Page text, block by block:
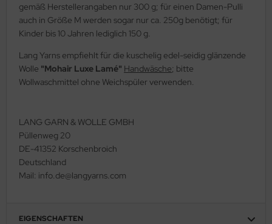
gemäß Herstellerangaben nur 300 g; für einen Damen-Pulli
auch in Größe M werden sogar nur ca. 250g benötigt; für
Kinder bis 10 Jahren lediglich 150 g.
Lang Yarns empfiehlt für die kuschelig edel-seidig glänzende
Wolle "Mohair Luxe Lamé" Handwäsche; bitte
Wollwaschmittel ohne Weichspüler verwenden.
LANG GARN & WOLLE GMBH
Püllenweg 20
DE-41352 Korschenbroich
Deutschland
Mail: info.de@langyarns.com
EIGENSCHAFTEN